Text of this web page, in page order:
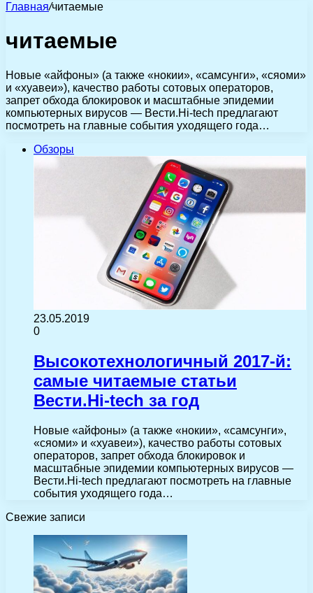
Главная/читаемые
читаемые
Новые «айфоны» (а также «нокии», «самсунги», «сяоми»
и «хуавеи»), качество работы сотовых операторов,
запрет обхода блокировок и масштабные эпидемии
компьютерных вирусов — Вести.Hi-tech предлагают
посмотреть на главные события уходящего года…
Обзоры
23.05.2019
0
Высокотехнологичный 2017-й:
самые читаемые статьи
Вести.Hi-tech за год
Новые «айфоны» (а также «нокии», «самсунги»,
«сяоми» и «хуавеи»), качество работы сотовых
операторов, запрет обхода блокировок и
масштабные эпидемии компьютерных вирусов —
Вести.Hi-tech предлагают посмотреть на главные
события уходящего года…
Свежие записи